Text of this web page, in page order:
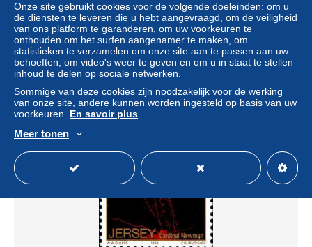
Jersey Poste N** Yv:306 Mi:312 David with the head
Goliath
± US$ 0,97
Statuut
Onze site gebruikt cookies voor de volgende doeleinden: om u
de diensten te leveren die u hebt aangevraagd, om de veiligheid
van ons platform te garanderen, om uw voorkeuren te
onthouden om het surfen aangenamer te maken, om
statistieken te verzamelen om onze site aan te passen aan uw
behoeften, om video's weer te geven en om u in staat te stellen
inhoud te delen op sociale netwerken.
Sommige van deze cookies zijn noodzakelijk voor de werking
van onze site, andere kunnen worden ingesteld op basis van uw
voorkeuren. En savoir plus
Meer tonen